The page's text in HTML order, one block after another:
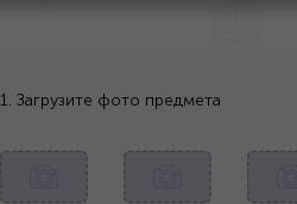
1. Загрузите фото предмета